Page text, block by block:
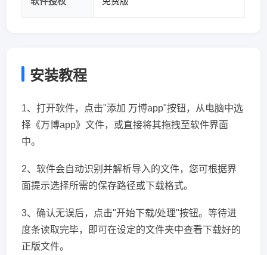
安装教程
1、打开软件，点击"添加 万博app"按钮，从电脑中选
择《万博app》文件，或直接将其拖拽至软件界面
中。
2、软件会自动识别并解析导入的文件，您可根据界
面提示选择所需的保存路径或下载格式。
3、确认无误后，点击"开始下载/处理"按钮。等待进
度条读取完毕，即可在设定的文件夹中查看下载好的
正版文件。